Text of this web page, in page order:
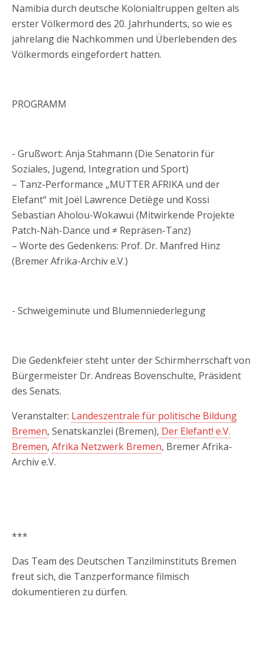
Namibia durch deutsche Kolonialtruppen gelten als
erster Völkermord des 20. Jahrhunderts, so wie es
jahrelang die Nachkommen und Überlebenden des
Völkermords eingefordert hatten.
PROGRAMM
- Grußwort: Anja Stahmann (Die Senatorin für
Soziales, Jugend, Integration und Sport)
– Tanz-Performance „MUTTER AFRIKA und der
Elefant“ mit Joël Lawrence Detiège und Kossi
Sebastian Aholou-Wokawui (Mitwirkende Projekte
Patch-Näh-Dance und ≠ Repräsen-Tanz)
– Worte des Gedenkens: Prof. Dr. Manfred Hinz
(Bremer Afrika-Archiv e.V.)
- Schweigeminute und Blumenniederlegung
Die Gedenkfeier steht unter der Schirmherrschaft von
Bürgermeister Dr. Andreas Bovenschulte, Präsident
des Senats.
Veranstalter: Landeszentrale für politische Bildung
Bremen, Senatskanzlei (Bremen), Der Elefant! e.V.
Bremen, Afrika Netzwerk Bremen, Bremer Afrika-
Archiv e.V.
***
Das Team des Deutschen Tanzilminstituts Bremen
freut sich, die Tanzperformance filmisch
dokumentieren zu dürfen.